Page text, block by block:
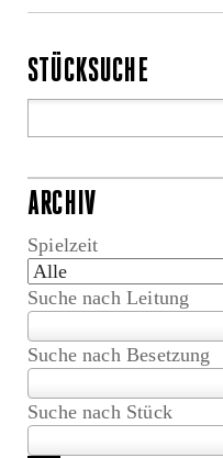
STÜCKSUCHE
ARCHIV
Spielzeit
Suche nach Leitung
Suche nach Besetzung
Suche nach Stück